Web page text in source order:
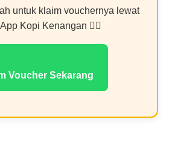
untuk klaim vouchernya lewat
Kopi Kenangan 👇🏻
Voucher Sekarang